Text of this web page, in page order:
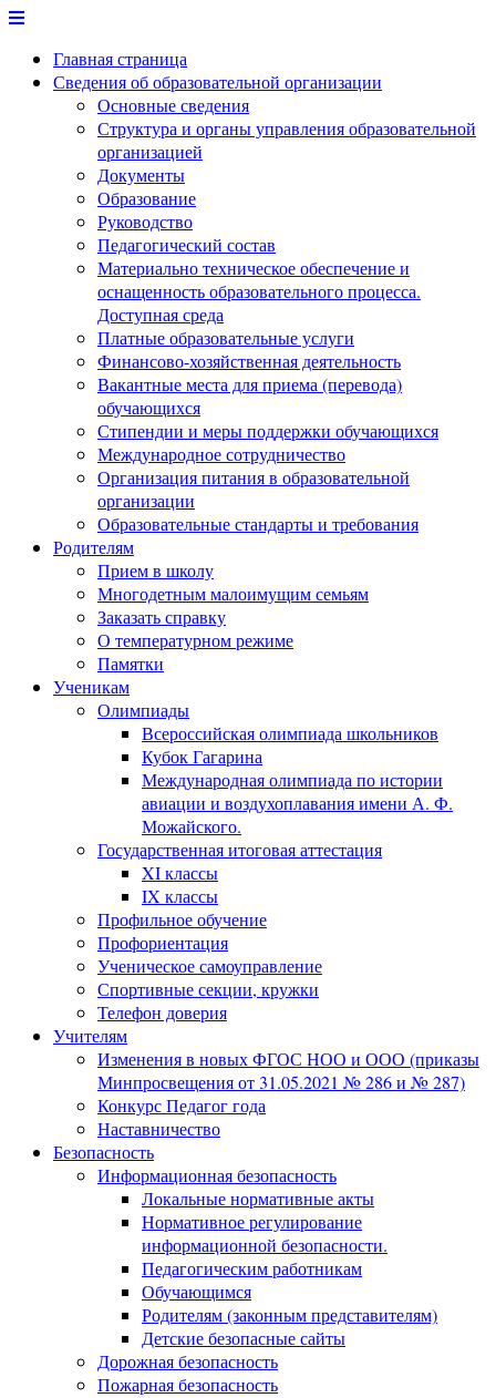
Перейти
содержимому
Главная страница
Сведения об образовательной организации
Основные сведения
Структура и органы управления образовательной
организацией
Документы
Образование
Руководство
Педагогический состав
Материально техническое обеспечение и
оснащенность образовательного процесса.
Доступная среда
Платные образовательные услуги
Финансово-хозяйственная деятельность
Вакантные места для приема (перевода)
обучающихся
Стипендии и меры поддержки обучающихся
Международное сотрудничество
Организация питания в образовательной
организации
Образовательные стандарты и требования
Родителям
Прием в школу
Многодетным малоимущим семьям
Заказать справку
О температурном режиме
Памятки
Ученикам
Олимпиады
Всероссийская олимпиада школьников
Кубок Гагарина
Международная олимпиада по истории
авиации и воздухоплавания имени А. Ф.
Можайского.
Государственная итоговая аттестация
XI классы
IX классы
Профильное обучение
Профориентация
Ученическое самоуправление
Спортивные секции, кружки
Телефон доверия
Учителям
Изменения в новых ФГОС НОО и ООО (приказы
Минпросвещения от 31.05.2021 № 286 и № 287)
Конкурс Педагог года
Наставничество
Безопасность
Информационная безопасность
Локальные нормативные акты
Нормативное регулирование
информационной безопасности.
Педагогическим работникам
Обучающимся
Родителям (законным представителям)
Детские безопасные сайты
Дорожная безопасность
Пожарная безопасность